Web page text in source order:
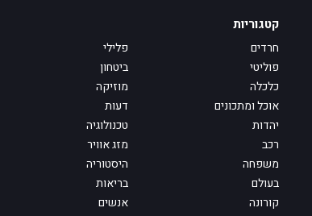
קטגוריות
חרדים
פלילי
פוליטי
ביטחון
כלכלה
מוזיקה
אוכל ומתכונים
דעות
יהדות
טכנולוגיה
רכב
מזג אוויר
משפחה
היסטוריה
בעולם
בריאות
קורונה
אנשים